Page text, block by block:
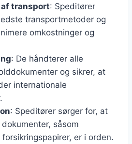
transport: Speditører
transportmetoder og
omkostninger og
: De håndterer alle
og sikrer, at
internationale
: Speditører sørger for, at
såsom
er i orden.